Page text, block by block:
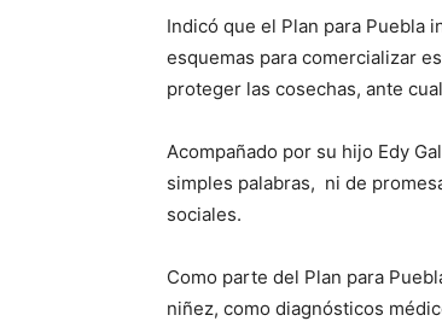
Indicó que el Plan para Puebla
esquemas para comercializar
proteger las cosechas, ante
Acompañado por su hijo Edy
simples palabras, ni de
sociales.
Como parte del Plan para
niñez, como diagnósticos